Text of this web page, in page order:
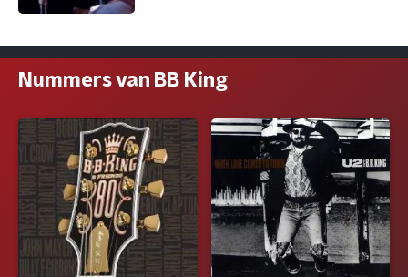
Nummers van BB King